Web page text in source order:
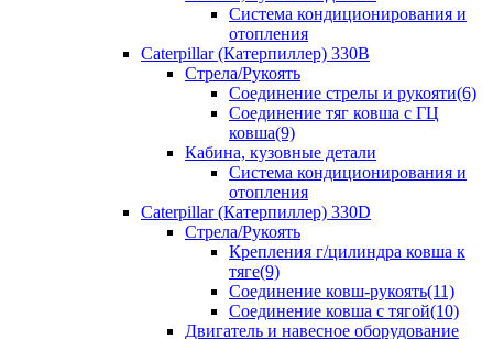
Система кондиционирования и
отопления
Caterpillar (Катерпиллер) 330B
Стрела/Рукоять
Соединение стрелы и рукояти(6)
Соединение тяг ковша с ГЦ
ковша(9)
Кабина, кузовные детали
Система кондиционирования и
отопления
Caterpillar (Катерпиллер) 330D
Стрела/Рукоять
Крепления г/цилиндра ковша к
тяге(9)
Соединение ковш-рукоять(11)
Соединение ковша с тягой(10)
Двигатель и навесное оборудование